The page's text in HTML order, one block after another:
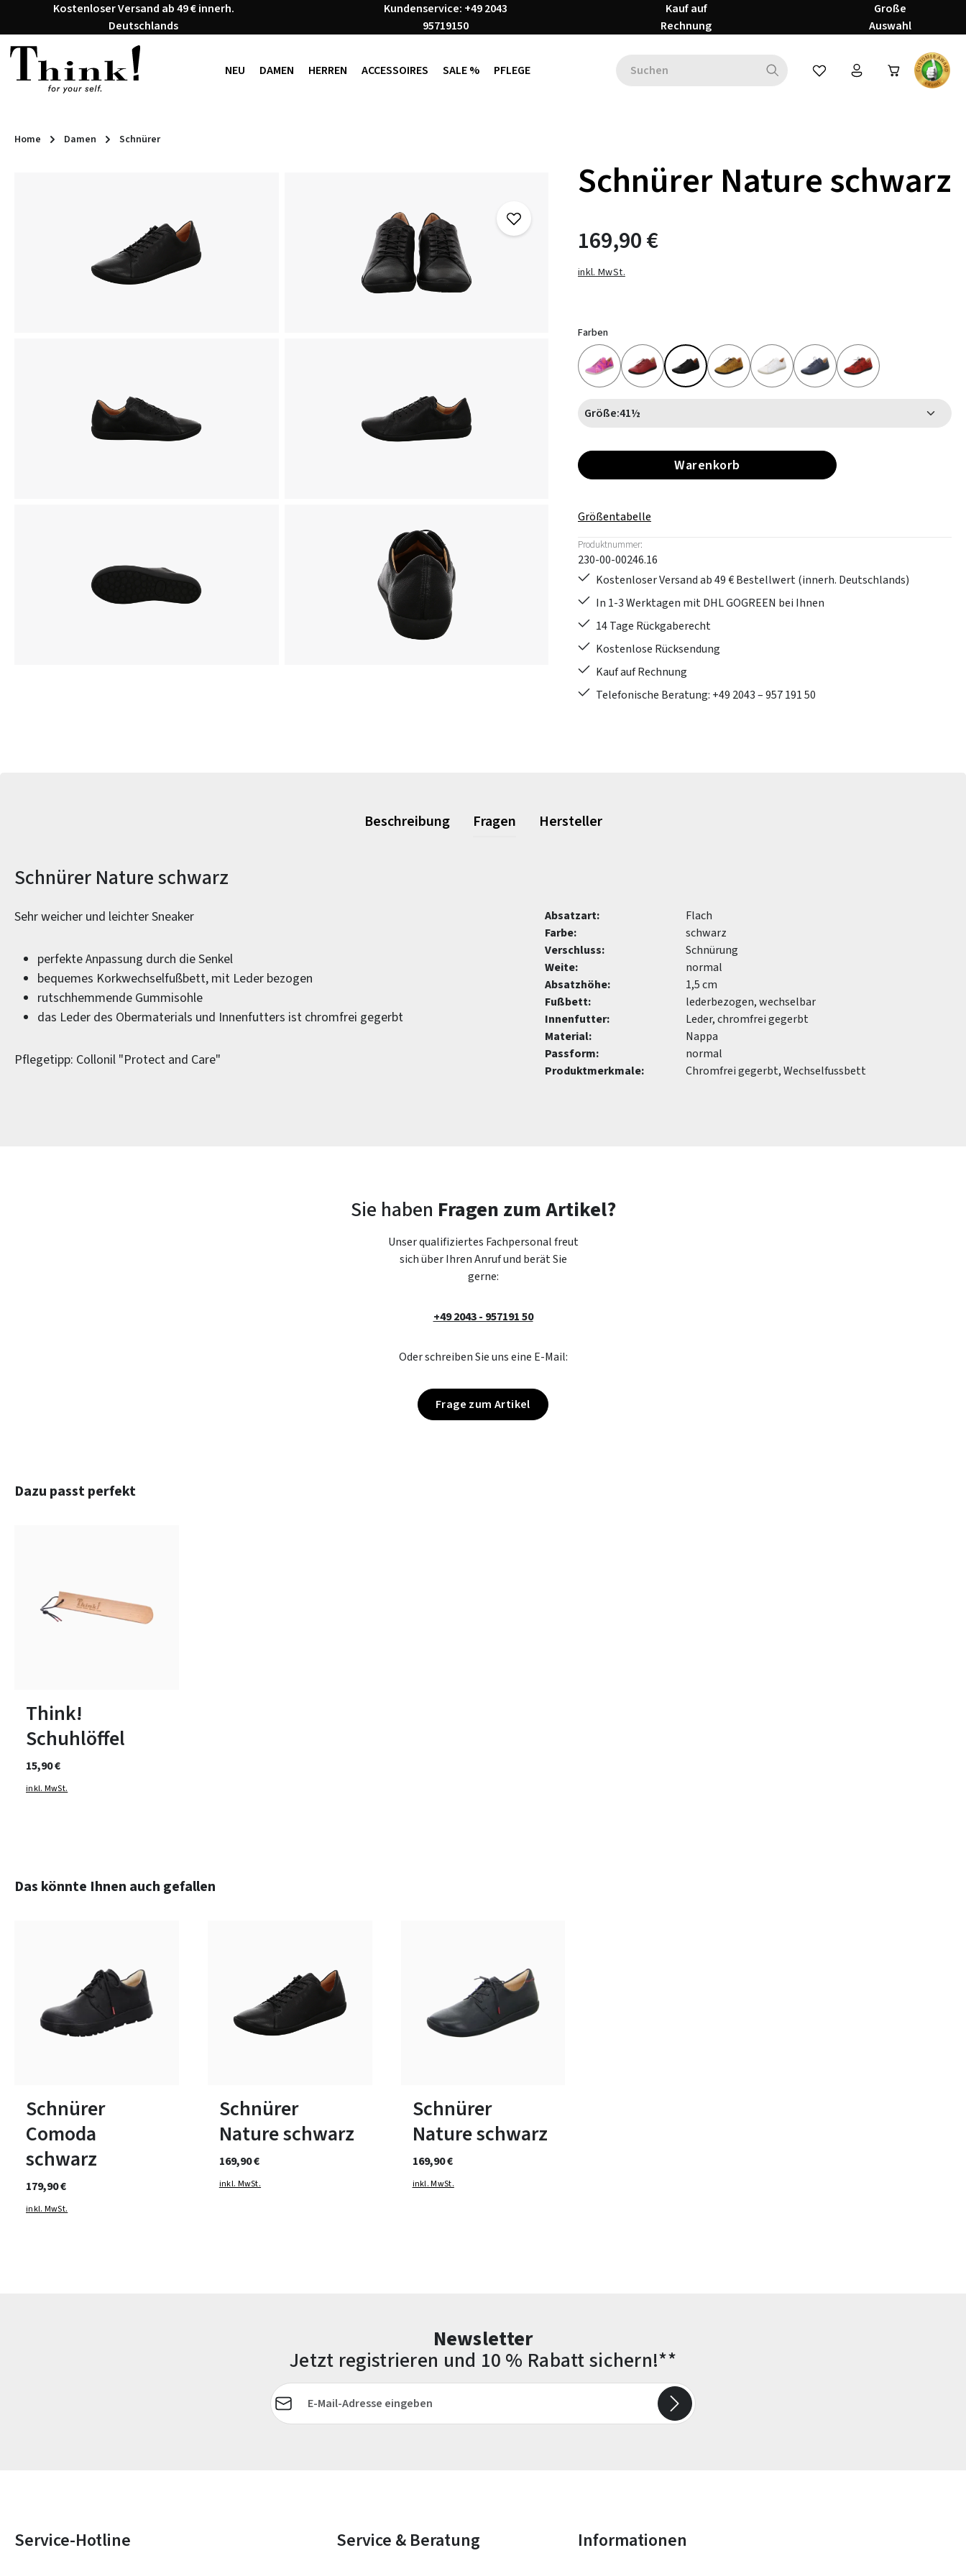
Hauptinhalt springen
Zur Suche springen
Zur Hauptnavigation springen
Kostenloser Versand ab 49 € innerh.
Deutschlands
Kundenservice: +49 2043
95719150
Kauf auf
Rechnung
Große
Auswahl
NEU DAMEN HERREN ACCESSOIRES SALE % PFLEGE Du hast 0 Produkte auf dem
Home Damen Schnürer
Schnürer Nature schwarz
169,90 €
inkl. MwSt.
Farben
Größe:41½
Warenkorb
Größentabelle
Produktnummer:
230-00-00246.16
Kostenloser Versand ab 49 € Bestellwert (innerh. Deutschlands)
In 1-3 Werktagen mit DHL GOGREEN bei Ihnen
14 Tage Rückgaberecht
Kostenlose Rücksendung
Kauf auf Rechnung
Telefonische Beratung: +49 2043 – 957 191 50
Beschreibung Fragen Hersteller
Produktinformationen
Schnürer Nature schwarz
Sehr weicher und leichter Sneaker
perfekte Anpassung durch die Senkel
bequemes Korkwechselfußbett, mit Leder bezogen
rutschhemmende Gummisohle
das Leder des Obermaterials und Innenfutters ist chromfrei gegerbt
Pflegetipp: Collonil "Protect and Care"
Absatzart:
Flach
Farbe:
schwarz
Verschluss:
Schnürung
Weite:
normal
Absatzhöhe:
1,5 cm
Fußbett:
lederbezogen, wechselbar
Innenfutter:
Leder, chromfrei gegerbt
Material:
Nappa
Passform:
normal
Produktmerkmale:
Chromfrei gegerbt, Wechselfussbett
Sie haben Fragen zum Artikel?
Unser qualifiziertes Fachpersonal freut
sich über Ihren Anruf und berät Sie
gerne:
+49 2043 - 957191 50
Oder schreiben Sie uns eine E-Mail:
Frage zum Artikel
Produktgalerie überspringen
Dazu passt perfekt
Think!
Schuhlöffel
15,90 €
inkl. MwSt.
Produktgalerie überspringen
Das könnte Ihnen auch gefallen
Schnürer
Comoda
schwarz
179,90 €
inkl. MwSt.
Schnürer
Nature schwarz
169,90 €
inkl. MwSt.
Schnürer
Nature schwarz
169,90 €
inkl. MwSt.
Newsletter
Jetzt registrieren und 10 % Rabatt sichern!**
E-Mail-Adresse*
Service-Hotline Service & Beratung Informationen